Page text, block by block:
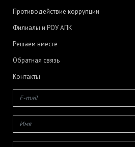
Противодействие коррупции
Филиалы и РОУ АПК
Решаем вместе
Обратная связь
Контакты